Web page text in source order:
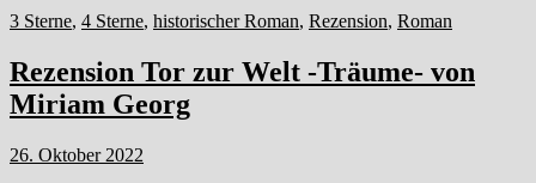
3 Sterne, 4 Sterne, historischer Roman, Rezension, Roman
Rezension Tor zur Welt -Träume- von
Miriam Georg
26. Oktober 2022